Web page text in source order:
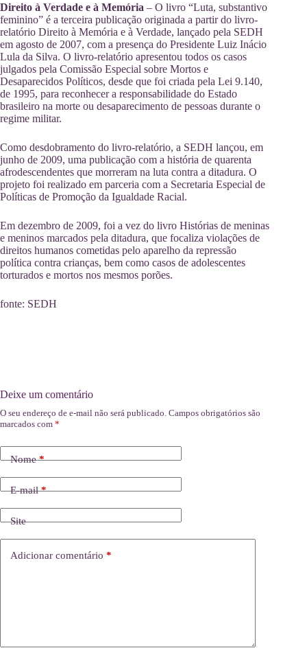
Direito à Verdade e à Memória – O livro “Luta, substantivo
feminino” é a terceira publicação originada a partir do livro-
relatório Direito à Memória e à Verdade, lançado pela SEDH
em agosto de 2007, com a presença do Presidente Luiz Inácio
Lula da Silva. O livro-relatório apresentou todos os casos
julgados pela Comissão Especial sobre Mortos e
Desaparecidos Políticos, desde que foi criada pela Lei 9.140,
de 1995, para reconhecer a responsabilidade do Estado
brasileiro na morte ou desaparecimento de pessoas durante o
regime militar.
Como desdobramento do livro-relatório, a SEDH lançou, em
junho de 2009, uma publicação com a história de quarenta
afrodescendentes que morreram na luta contra a ditadura. O
projeto foi realizado em parceria com a Secretaria Especial de
Políticas de Promoção da Igualdade Racial.
Em dezembro de 2009, foi a vez do livro Histórias de meninas
e meninos marcados pela ditadura, que focaliza violações de
direitos humanos cometidas pelo aparelho da repressão
política contra crianças, bem como casos de adolescentes
torturados e mortos nos mesmos porões.
fonte: SEDH
Deixe um comentário
O seu endereço de e-mail não será publicado. Campos obrigatórios são
marcados com *
Nome*
E-mail*
Site
Adicionar comentário *